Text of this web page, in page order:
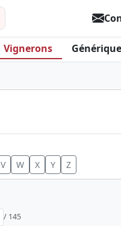
Vignerons
V W X Y Z
/ 145